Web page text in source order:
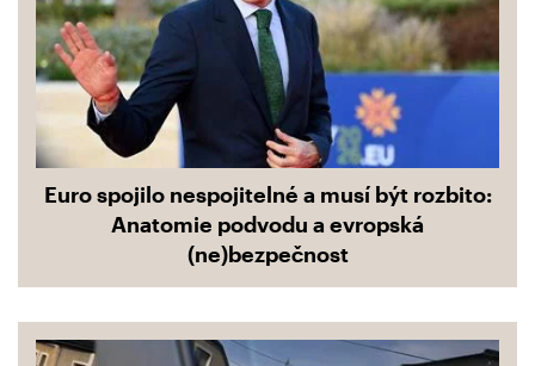
Euro spojilo nespojitelné a musí být rozbito:
Anatomie podvodu a evropská
(ne)bezpečnost